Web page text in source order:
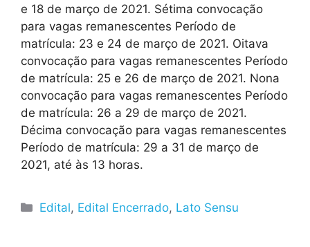
e 18 de março de 2021. Sétima convocação
para vagas remanescentes Período de
matrícula: 23 e 24 de março de 2021. Oitava
convocação para vagas remanescentes Período
de matrícula: 25 e 26 de março de 2021. Nona
convocação para vagas remanescentes Período
de matrícula: 26 a 29 de março de 2021.
Décima convocação para vagas remanescentes
Período de matrícula: 29 a 31 de março de
2021, até às 13 horas.
Edital, Edital Encerrado, Lato Sensu